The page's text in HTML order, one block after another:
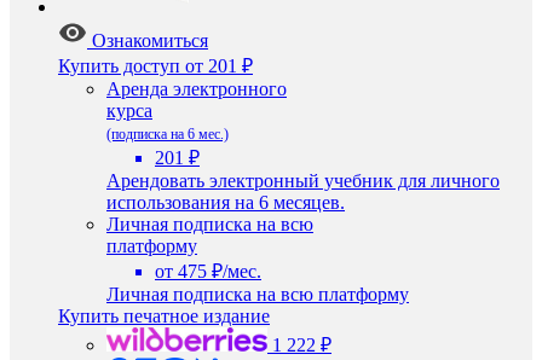
Ознакомиться
Купить доступ от 201 ₽
Аренда электронного
курса
(подписка на 6 мес.)
201 ₽
Арендовать электронный учебник для личного
использования на 6 месяцев.
Личная подписка на всю
платформу
от 475 ₽/мес.
Личная подписка на всю платформу
Купить печатное издание
1 222 ₽